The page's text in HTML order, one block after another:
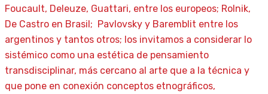
Foucault, Deleuze, Guattari, entre los europeos; Rolnik,
De Castro en Brasil; Pavlovsky y Baremblit entre los
argentinos y tantos otros; los invitamos a considerar lo
sistémico como una estética de pensamiento
transdisciplinar, más cercano al arte que a la técnica y
que pone en conexión conceptos etnográficos,